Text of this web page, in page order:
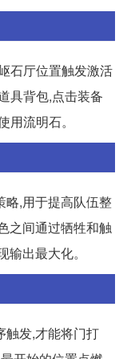
石厅位置触发激活
具背包,点击装备
流明石。
略,用于提高队伍整
之间通过牺牲和触
出最大化。
触发,才能将门打